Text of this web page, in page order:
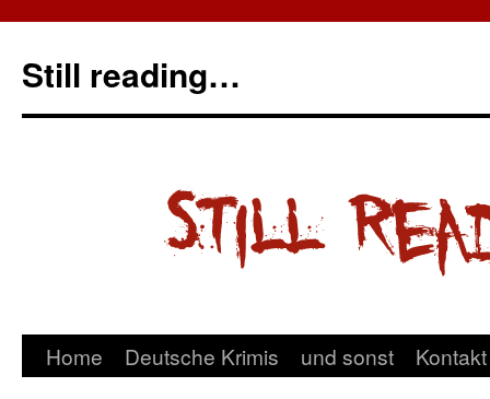
Still reading…
Home Deutsche Krimis und sonst Kontakt